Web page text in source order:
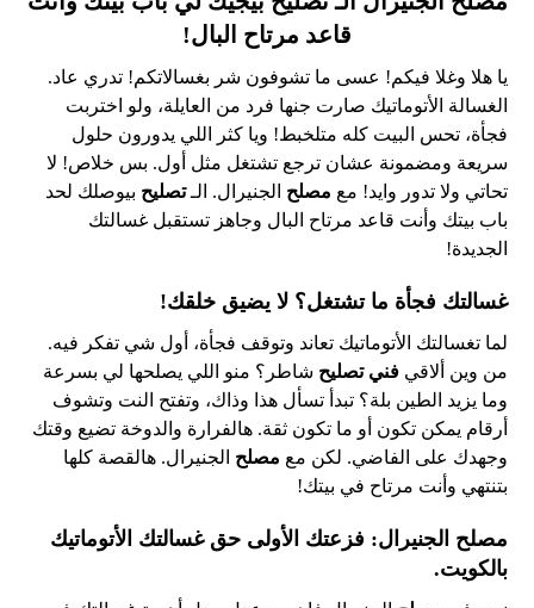
قاعد مرتاح البال!
يا هلا وغلا فيكم! عسى ما تشوفون شر بغسالاتكم! تدري عاد.
الغسالة الأتوماتيك صارت جنها فرد من العايلة، ولو اختربت
فجأة، تحس البيت كله متلخبط! ويا كثر اللي يدورون حلول
سريعة ومضمونة عشان ترجع تشتغل مثل أول. بس خلاص! لا
تحاتي ولا تدور وايد! مع مصلح الجنيرال. الـتصليح بيوصلك لحد
باب بيتك وأنت قاعد مرتاح البال وجاهز تستقبل غسالتك
الجديدة!
غسالتك فجأة ما تشتغل؟ لا يضيق خلقك!
لما تغسالتك الأتوماتيك تعاند وتوقف فجأة، أول شي تفكر فيه.
من وين ألاقيفني تصليح شاطر؟ منو اللي يصلحها لي بسرعة
وما يزيد الطين بلة؟ تبدأ تسأل هذا وذاك، وتفتح النت وتشوف
أرقام يمكن تكون أو ما تكون ثقة. هالفرارة والدوخة تضيع وقتك
وجهدك على الفاضي. لكن مع مصلح الجنيرال. هالقصة كلها
بتنتهي وأنت مرتاح في بيتك!
مصلح الجنيرال: فزعتك الأولى حق غسالتك الأتوماتيك
بالكويت.